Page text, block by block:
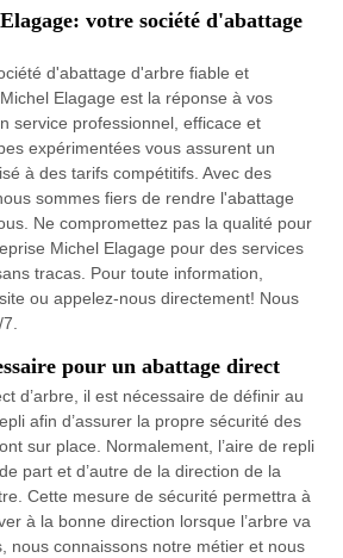
votre société d'abattage
d'abattage d'arbre fiable et
Elagage est la réponse à vos
service professionnel, efficace et
expérimentées vous assurent un
à des tarifs compétitifs. Avec des
sommes fiers de rendre l'abattage
Ne compromettez pas la qualité pour
Michel Elagage pour des services
tracas. Pour toute information,
ou appelez-nous directement! Nous
pour un abattage direct
d’arbre, il est nécessaire de définir au
afin d’assurer la propre sécurité des
sur place. Normalement, l’aire de repli
part et d’autre de la direction de la
Cette mesure de sécurité permettra à
à la bonne direction lorsque l’arbre va
nous connaissons notre métier et nous